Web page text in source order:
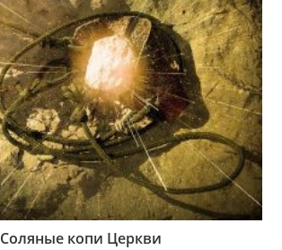
Соляные копи Церкви